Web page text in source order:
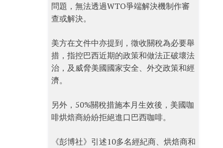
問題，無法透過WTO爭端解決機制作審
查或解決。
美方在文件中亦提到，徵收關稅為必要舉
措，指控巴西近期的政策和做法正破壞法
治，及威脅美國國家安全、外交政策和經
濟。
另外，50%關稅措施本月生效後，美國咖
啡烘焙商紛紛拒絕進口巴西咖啡。
《彭博社》引述10多名經紀商、烘焙商和